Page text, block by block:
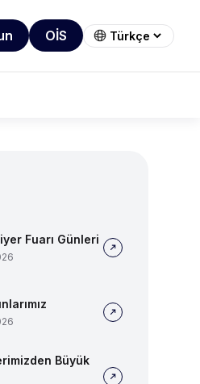
OİS
Fuarı Günleri
Büyük